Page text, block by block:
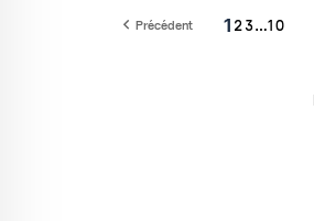
Précédent 1 2 3 …10